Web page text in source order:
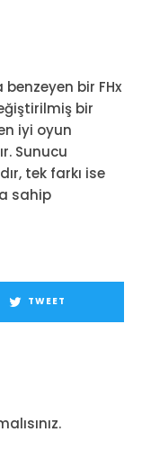
bir FHx
bir
iyi oyun
Sunucu
tek farkı ise
sahip
TWEET
.